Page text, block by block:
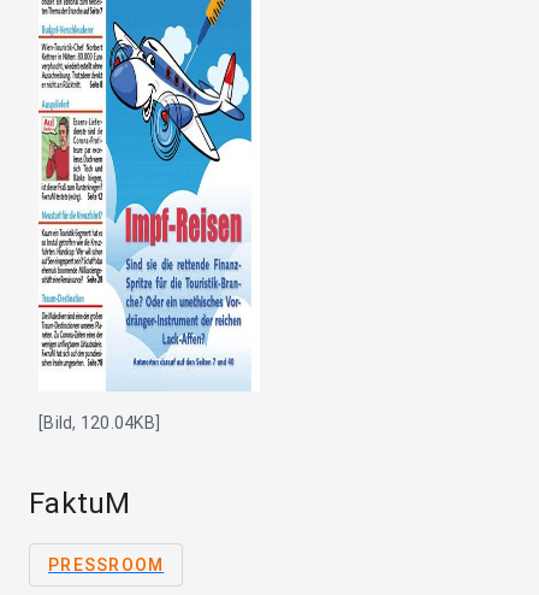
[Bild, 120.04KB]
FaktuM
PRESSROOM